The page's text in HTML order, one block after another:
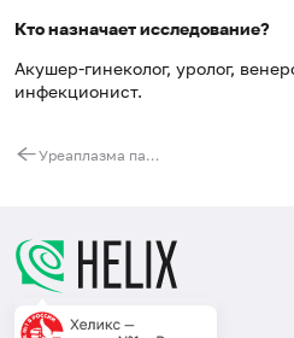
Кто назначает исследование?
Акушер-гинеколог, уролог,
инфекционист.
Уреаплазма парвум (Ureaplasma parvum), ДНК [реал-тайм ПЦР],количественно